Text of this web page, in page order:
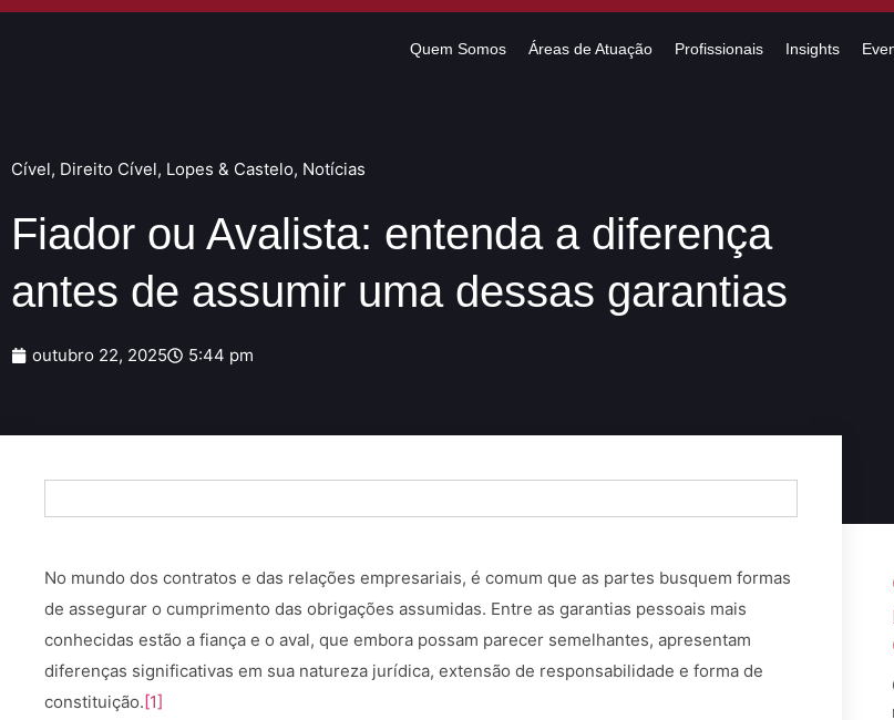
Quem Somos Áreas de Atuação Profissionais Insights
Cível, Direito Cível, Lopes & Castelo, Notícias
Fiador ou Avalista: entenda a diferença
antes de assumir uma dessas garantias
outubro 22, 2025 5:44 pm
No mundo dos contratos e das relações empresariais, é comum que as partes busquem formas
de assegurar o cumprimento das obrigações assumidas. Entre as garantias pessoais mais
conhecidas estão a fiança e o aval, que embora possam parecer semelhantes, apresentam
diferenças significativas em sua natureza jurídica, extensão de responsabilidade e forma de
constituição.[1]